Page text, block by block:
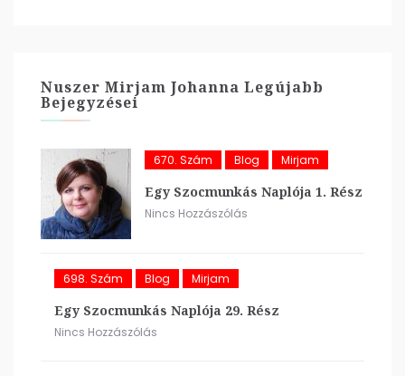
Nuszer Mirjam Johanna Legújabb
Bejegyzései
670. Szám Blog Mirjam
Egy Szocmunkás Naplója 1. Rész
Nincs Hozzászólás
698. Szám Blog Mirjam
Egy Szocmunkás Naplója 29. Rész
Nincs Hozzászólás